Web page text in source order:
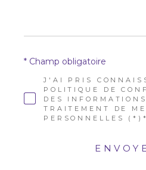
J'AI PRIS
POLITIQUE DE
DES
TRAITEMENT DE
PERSONNELLES (*)*
* Champ obligatoire